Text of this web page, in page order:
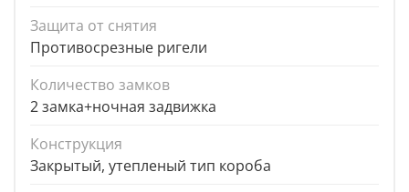
Защита от снятия
Противосрезные ригели
Количество замков
2 замка+ночная задвижка
Конструкция
Закрытый, утепленый тип короба